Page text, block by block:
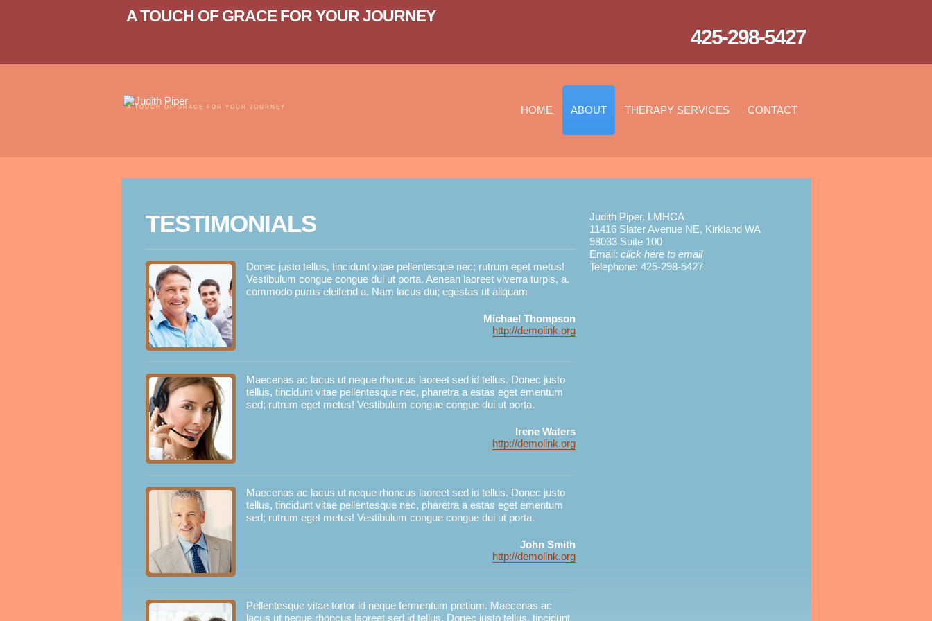
A TOUCH OF GRACE FOR YOUR JOURNEY
425-298-5427
A TOUCH OF GRACE FOR YOUR JOURNEY HOME ABOUT THERAPY SERVICES CONTACT
TESTIMONIALS
Donec justo tellus, tincidunt vitae pellentesque nec; rutrum eget metus!
Vestibulum congue congue dui ut porta. Aenean laoreet viverra turpis, a.
commodo purus eleifend a. Nam lacus dui; egestas ut aliquam
Michael Thompson
http://demolink.org
Maecenas ac lacus ut neque rhoncus laoreet sed id tellus. Donec justo
tellus, tincidunt vitae pellentesque nec, pharetra a estas eget ementum
sed; rutrum eget metus! Vestibulum congue congue dui ut porta.
Irene Waters
http://demolink.org
Maecenas ac lacus ut neque rhoncus laoreet sed id tellus. Donec justo
tellus, tincidunt vitae pellentesque nec, pharetra a estas eget ementum
sed; rutrum eget metus! Vestibulum congue congue dui ut porta.
John Smith
http://demolink.org
Pellentesque vitae tortor id neque fermentum pretium. Maecenas ac
lacus ut neque rhoncus laoreet sed id tellus. Donec justo tellus, tincidunt
Judith Piper, LMHCA
11416 Slater Avenue NE, Kirkland WA
98033 Suite 100
Email: click here to email
Telephone: 425-298-5427